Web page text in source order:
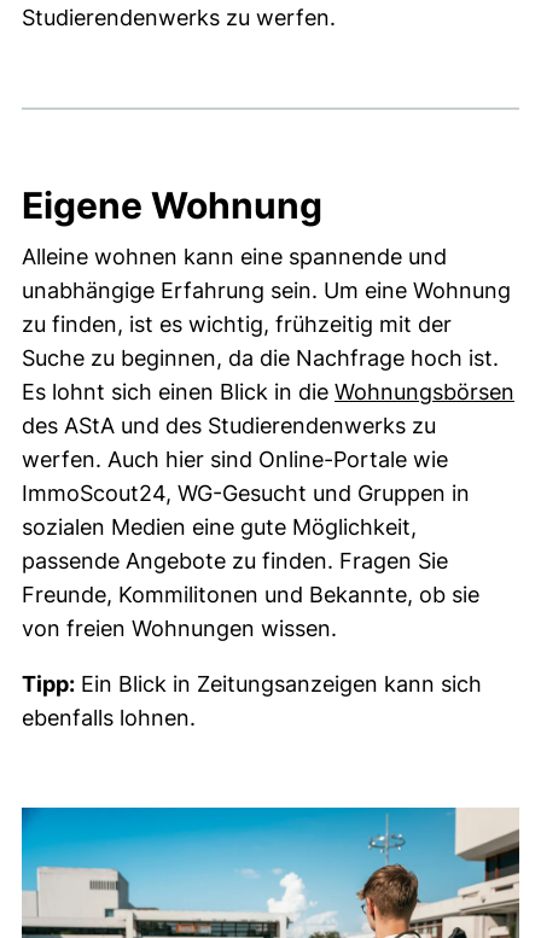
Studierendenwerks zu werfen.
Eigene Wohnung
Alleine wohnen kann eine spannende und
unabhängige Erfahrung sein. Um eine Wohnung
zu finden, ist es wichtig, frühzeitig mit der
Suche zu beginnen, da die Nachfrage hoch ist.
Es lohnt sich einen Blick in die Wohnungsbörsen
des AStA und des Studierendenwerks zu
werfen. Auch hier sind Online-Portale wie
ImmoScout24, WG-Gesucht und Gruppen in
sozialen Medien eine gute Möglichkeit,
passende Angebote zu finden. Fragen Sie
Freunde, Kommilitonen und Bekannte, ob sie
von freien Wohnungen wissen.
Tipp: Ein Blick in Zeitungsanzeigen kann sich
ebenfalls lohnen.